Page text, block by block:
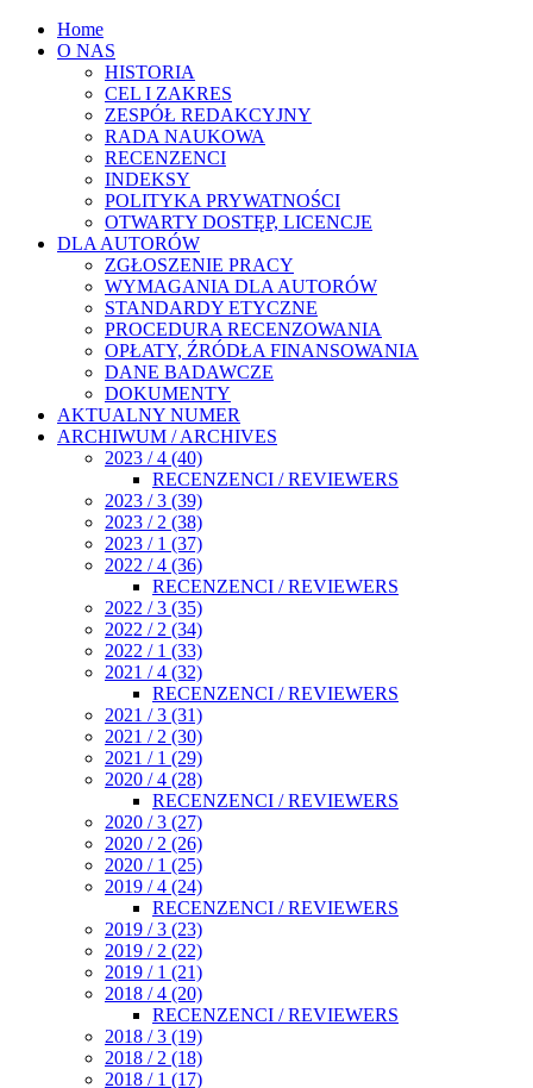
Home
O NAS
HISTORIA
CEL I ZAKRES
ZESPÓŁ REDAKCYJNY
RADA NAUKOWA
RECENZENCI
INDEKSY
POLITYKA PRYWATNOŚCI
OTWARTY DOSTĘP, LICENCJE
DLA AUTORÓW
ZGŁOSZENIE PRACY
WYMAGANIA DLA AUTORÓW
STANDARDY ETYCZNE
PROCEDURA RECENZOWANIA
OPŁATY, ŹRÓDŁA FINANSOWANIA
DANE BADAWCZE
DOKUMENTY
AKTUALNY NUMER
ARCHIWUM / ARCHIVES
2023 / 4 (40)
RECENZENCI / REVIEWERS
2023 / 3 (39)
2023 / 2 (38)
2023 / 1 (37)
2022 / 4 (36)
RECENZENCI / REVIEWERS
2022 / 3 (35)
2022 / 2 (34)
2022 / 1 (33)
2021 / 4 (32)
RECENZENCI / REVIEWERS
2021 / 3 (31)
2021 / 2 (30)
2021 / 1 (29)
2020 / 4 (28)
RECENZENCI / REVIEWERS
2020 / 3 (27)
2020 / 2 (26)
2020 / 1 (25)
2019 / 4 (24)
RECENZENCI / REVIEWERS
2019 / 3 (23)
2019 / 2 (22)
2019 / 1 (21)
2018 / 4 (20)
RECENZENCI / REVIEWERS
2018 / 3 (19)
2018 / 2 (18)
2018 / 1 (17)